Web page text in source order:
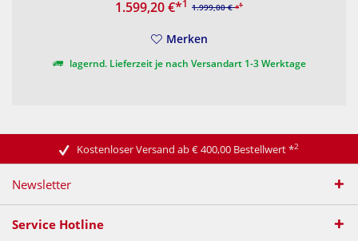
1.999,00 €*1
1.599,20 €*1
Merken
lagernd. Lieferzeit je nach Versandart 1-3 Werktage
Kostenloser Versand ab € 400,00 Bestellwert*2
Newsletter
Service Hotline